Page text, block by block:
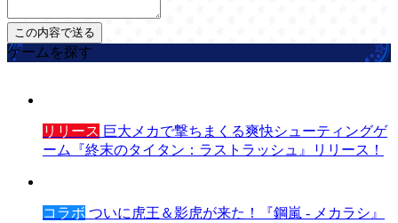
ゲームを探す
リリース 巨大メカで撃ちまくる爽快シューティングゲ
ーム『終末のタイタン：ラストラッシュ』リリース！
コラボ ついに虎王＆影虎が来た！『鋼嵐 - メカラシ』